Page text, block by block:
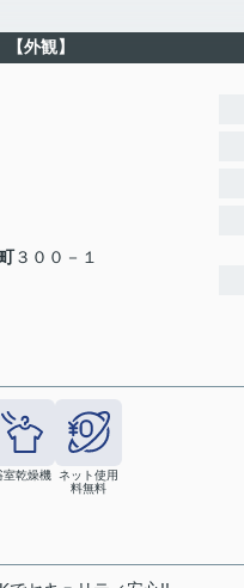
【外観】
３００－１
室乾燥機 ネット使用
料無料